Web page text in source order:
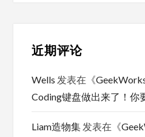
近期评论
Wells 发表在《
Coding键盘做出来了！你
Liam造物集 发表在《